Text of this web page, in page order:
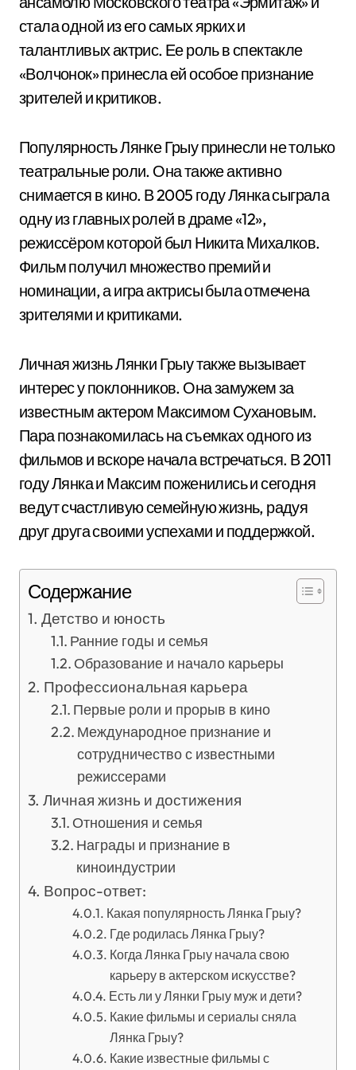
стала одной из его самых ярких и
талантливых актрис. Ее роль в спектакле
«Волчонок» принесла ей особое признание
зрителей и критиков.
Популярность Лянке Грыу принесли не только
театральные роли. Она также активно
снимается в кино. В 2005 году Лянка сыграла
одну из главных ролей в драме «12»,
режиссёром которой был Никита Михалков.
Фильм получил множество премий и
номинации, а игра актрисы была отмечена
зрителями и критиками.
Личная жизнь Лянки Грыу также вызывает
интерес у поклонников. Она замужем за
известным актером Максимом Сухановым.
Пара познакомилась на съемках одного из
фильмов и вскоре начала встречаться. В 2011
году Лянка и Максим поженились и сегодня
ведут счастливую семейную жизнь, радуя
друг друга своими успехами и поддержкой.
Содержание
Детство и юность
Ранние годы и семья
Образование и начало карьеры
Профессиональная карьера
Первые роли и прорыв в кино
Международное признание и
сотрудничество с известными
режиссерами
Личная жизнь и достижения
Отношения и семья
Награды и признание в
киноиндустрии
Вопрос-ответ:
Какая популярность Лянка Грыу?
Где родилась Лянка Грыу?
Когда Лянка Грыу начала свою
карьеру в актерском искусстве?
Есть ли у Лянки Грыу муж и дети?
Какие фильмы и сериалы сняла
Лянка Грыу?
Какие известные фильмы с